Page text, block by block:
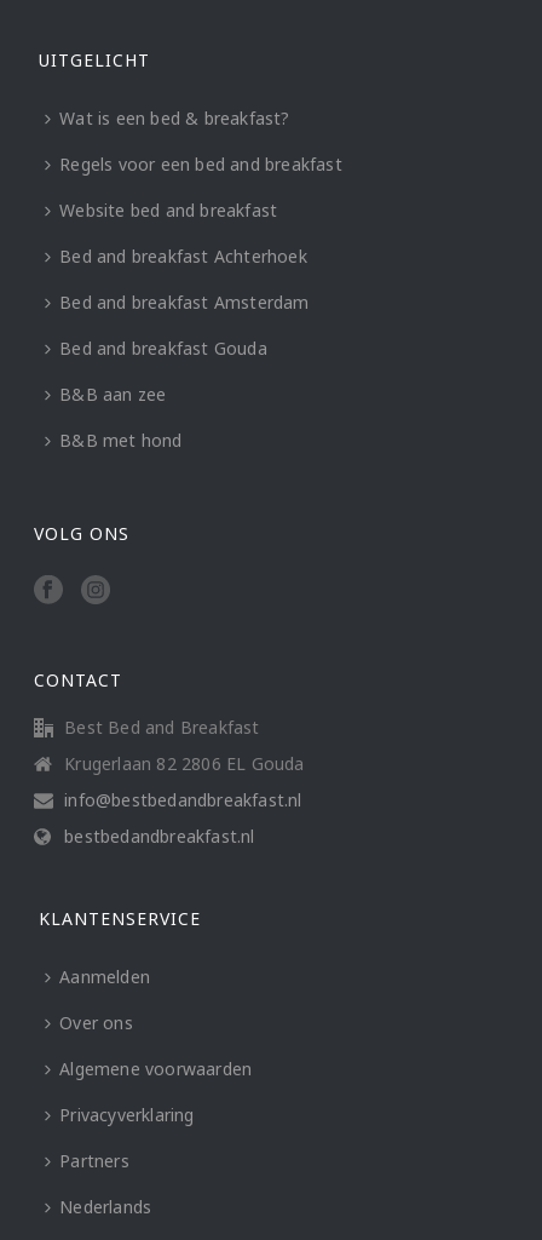
UITGELICHT
Wat is een bed & breakfast?
Regels voor een bed and breakfast
Website bed and breakfast
Bed and breakfast Achterhoek
Bed and breakfast Amsterdam
Bed and breakfast Gouda
B&B aan zee
B&B met hond
VOLG ONS
CONTACT
Best Bed and Breakfast
Krugerlaan 82 2806 EL Gouda
info@bestbedandbreakfast.nl
bestbedandbreakfast.nl
KLANTENSERVICE
Aanmelden
Over ons
Algemene voorwaarden
Privacyverklaring
Partners
Nederlands